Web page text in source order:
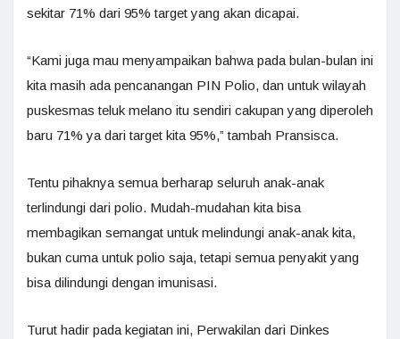
sekitar 71% dari 95% target yang akan dicapai.
“Kami juga mau menyampaikan bahwa pada bulan-bulan ini
kita masih ada pencanangan PIN Polio, dan untuk wilayah
puskesmas teluk melano itu sendiri cakupan yang diperoleh
baru 71% ya dari target kita 95%,” tambah Pransisca.
Tentu pihaknya semua berharap seluruh anak-anak
terlindungi dari polio. Mudah-mudahan kita bisa
membagikan semangat untuk melindungi anak-anak kita,
bukan cuma untuk polio saja, tetapi semua penyakit yang
bisa dilindungi dengan imunisasi.
Turut hadir pada kegiatan ini, Perwakilan dari Dinkes